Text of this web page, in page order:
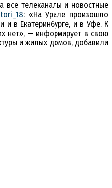
все телеканалы и новостные
: «На Урале произошло
и в Екатеринбурге, и в Уфе. К
нет», — информирует в свою
и жилых домов, добавили